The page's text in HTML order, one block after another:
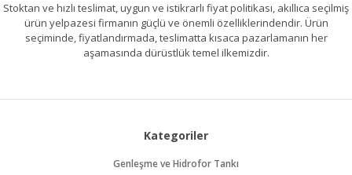
Stoktan ve hızlı teslimat, uygun ve istikrarlı fiyat politikası, akıllıca seçilmiş
ürün yelpazesi firmanın güçlü ve önemli özelliklerindendir. Ürün
seçiminde, fiyatlandırmada, teslimatta kısaca pazarlamanın her
aşamasında dürüstlük temel ilkemizdir.
Kategoriler
Genleşme ve Hidrofor Tankı